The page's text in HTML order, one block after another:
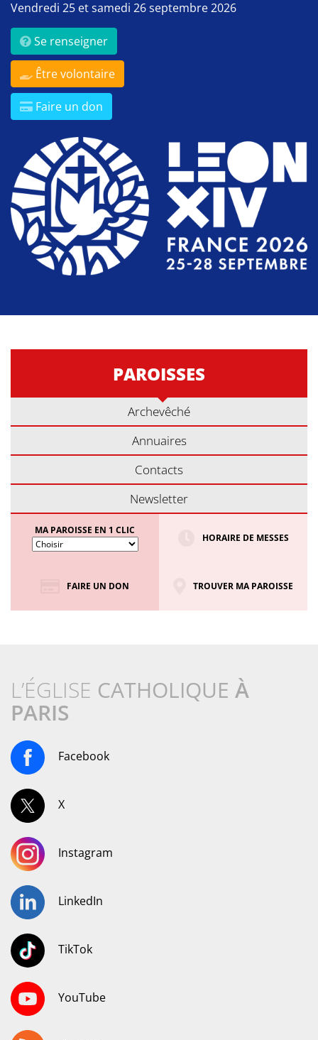
Vendredi 25 et samedi 26 septembre 2026
Se renseigner
Être volontaire
Faire un don
PAROISSES
Archevêché
Annuaires
Contacts
Newsletter
MA PAROISSE EN 1 CLIC
HORAIRE DE MESSES
FAIRE UN DON TROUVER MA PAROISSE
L’ÉGLISE CATHOLIQUE À
PARIS
Facebook
X
Instagram
LinkedIn
TikTok
YouTube